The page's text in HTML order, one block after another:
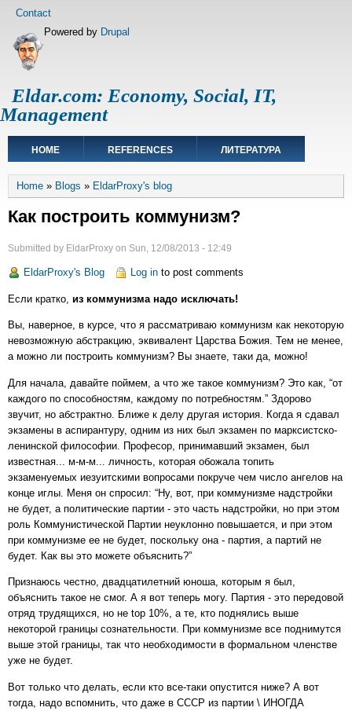
Skip
main
content
Footer
Contact
Eldar.com: Economy, Social, IT,
Management
Powered by Drupal
Main
navigation
HOME REFERENCES ЛИТЕРАТУРА
Breadcrumb
Home Blogs EldarProxy's blog
Как построить коммунизм?
Submitted by EldarProxy on Sun, 12/08/2013 - 12:49
EldarProxy's Blog Log in to post comments
Если кратко, из коммунизма надо исключать!
Вы, наверное, в курсе, что я рассматриваю коммунизм как некоторую
невозможную абстракцию, эквивалент Царства Божия. Тем не менее,
а можно ли построить коммунизм? Вы знаете, таки да, можно!
Для начала, давайте поймем, а что же такое коммунизм? Это как, “от
каждого по способностям, каждому по потребностям.” Здорово
звучит, но абстрактно. Ближе к делу другая история. Когда я сдавал
экзамены в аспирантуру, одним из них был экзамен по марксистско-
ленинской философии. Професор, принимавший экзамен, был
известная... м-м-м... личность, которая обожала топить
экзаменуемых иезуитскими вопросами покруче чем число ангелов на
конце иглы. Меня он спросил: “Ну, вот, при коммунизме надстройки
не будет, а политические партии - это часть надстройки, но при этом
роль Коммунистической Партии неуклонно повышается, и при этом
при коммунизме ее не будет, поскольку она - партия, а партий не
будет. Как вы это можете объяснить?”
Признаюсь честно, двадцатилетний юноша, которым я был,
объяснить такое не смог. А я вот теперь могу. Партия - это передовой
отряд трудящихся, но не top 10%, а те, кто поднялись выше
некоторой границы сознательности. При коммунизме все поднимутся
выше этой границы, так что необходимости в формальном членстве
уже не будет.
Вот только что делать, если кто все-таки опустится ниже? А вот
тогда, надо вспомнить, что даже в СССР из партии \ ИНОГДА